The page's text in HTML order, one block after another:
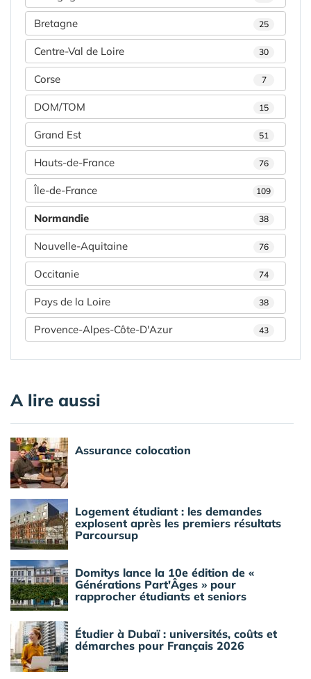
Bretagne 25
Centre-Val de Loire 30
Corse 7
DOM/TOM 15
Grand Est 51
Hauts-de-France 76
Île-de-France 109
Normandie 38
Nouvelle-Aquitaine 76
Occitanie 74
Pays de la Loire 38
Provence-Alpes-Côte-D'Azur 43
A lire aussi
Assurance colocation
Logement étudiant : les demandes
explosent après les premiers résultats
Parcoursup
Domitys lance la 10e édition de «
Générations Part'Âges » pour
rapprocher étudiants et seniors
Étudier à Dubaï : universités, coûts et
démarches pour Français 2026